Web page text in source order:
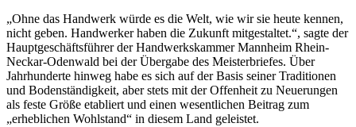
„Ohne das Handwerk würde es die Welt, wie wir sie heute kennen,
nicht geben. Handwerker haben die Zukunft mitgestaltet.“, sagte der
Hauptgeschäftsführer der Handwerkskammer Mannheim Rhein-
Neckar-Odenwald bei der Übergabe des Meisterbriefes. Über
Jahrhunderte hinweg habe es sich auf der Basis seiner Traditionen
und Bodenständigkeit, aber stets mit der Offenheit zu Neuerungen
als feste Größe etabliert und einen wesentlichen Beitrag zum
„erheblichen Wohlstand“ in diesem Land geleistet.